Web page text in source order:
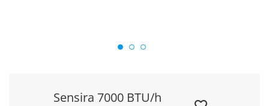
Sensira 7000 BTU/h